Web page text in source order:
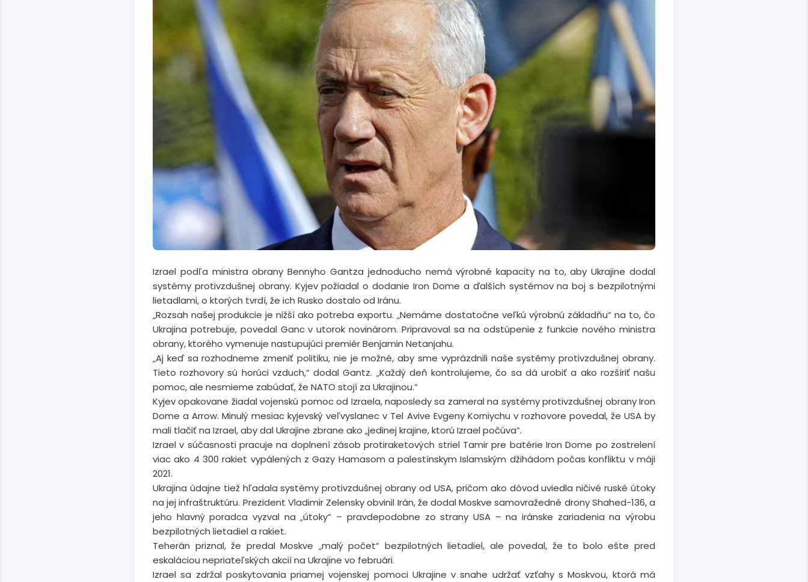
Izrael podľa ministra obrany Bennyho Gantza jednoducho nemá výrobné kapacity na to, aby Ukrajine dodal
systémy protivzdušnej obrany. Kyjev požiadal o dodanie Iron Dome a ďalších systémov na boj s bezpilotnými
lietadlami, o ktorých tvrdí, že ich Rusko dostalo od Iránu.
„Rozsah našej produkcie je nižší ako potreba exportu. „Nemáme dostatočne veľkú výrobnú základňu“ na to, čo
Ukrajina potrebuje, povedal Ganc v utorok novinárom. Pripravoval sa na odstúpenie z funkcie nového ministra
obrany, ktorého vymenuje nastupujúci premiér Benjamin Netanjahu.
„Aj keď sa rozhodneme zmeniť politiku, nie je možné, aby sme vyprázdnili naše systémy protivzdušnej obrany.
Tieto rozhovory sú horúci vzduch,“ dodal Gantz. „Každý deň kontrolujeme, čo sa dá urobiť a ako rozšíriť našu
pomoc, ale nesmieme zabúdať, že NATO stojí za Ukrajinou.“
Kyjev opakovane žiadal vojenskú pomoc od Izraela, naposledy sa zameral na systémy protivzdušnej obrany Iron
Dome a Arrow. Minulý mesiac kyjevský veľvyslanec v Tel Avive Evgeny Korniychu v rozhovore povedal, že USA by
mali tlačiť na Izrael, aby dal Ukrajine zbrane ako „jedinej krajine, ktorú Izrael počúva“.
Izrael v súčasnosti pracuje na doplnení zásob protiraketových striel Tamir pre batérie Iron Dome po zostrelení
viac ako 4 300 rakiet vypálených z Gazy Hamasom a palestínskym Islamským džihádom počas konfliktu v máji
2021.
Ukrajina údajne tiež hľadala systémy protivzdušnej obrany od USA, pričom ako dôvod uviedla ničivé ruské útoky
na jej infraštruktúru. Prezident Vladimir Zelensky obvinil Irán, že dodal Moskve samovražedné drony Shahed-136, a
jeho hlavný poradca vyzval na „útoky“ – pravdepodobne zo strany USA – na iránske zariadenia na výrobu
bezpilotných lietadiel a rakiet.
Teherán priznal, že predal Moskve „malý počet“ bezpilotných lietadiel, ale povedal, že to bolo ešte pred
eskaláciou nepriateľských akcií na Ukrajine vo februári.
Izrael sa zdržal poskytovania priamej vojenskej pomoci Ukrajine v snahe udržať vzťahy s Moskvou, ktorá má